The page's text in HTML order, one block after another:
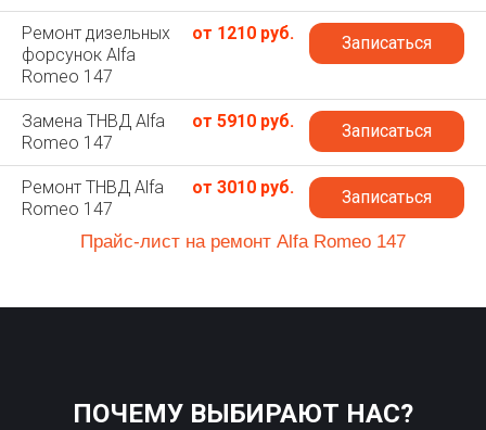
Ремонт дизельных
форсунок Alfa
Romeo 147
от 1210 руб. Записаться
Замена ТНВД Alfa
Romeo 147
от 5910 руб. Записаться
Ремонт ТНВД Alfa
Romeo 147
от 3010 руб. Записаться
Прайс-лист на ремонт Alfa Romeo 147
ПОЧЕМУ ВЫБИРАЮТ НАС?